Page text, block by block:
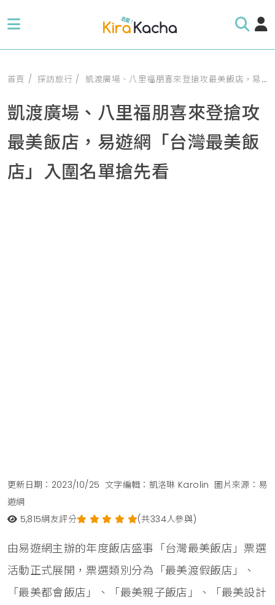
首頁 探訪旅行 凱渡廣場、八里福朋喜來登搶攻最美飯店，易遊網「台灣最美飯店」入圍名單搶先看
凱渡廣場、八里福朋喜來登搶攻
最美飯店，易遊網「台灣最美飯
店」入圍名單搶先看
更新日期：2023/10/25 文字編輯：凱洛琳 Karolin 圖片來源：易
遊網
5,815網友評分 (共334人參與)
由易遊網主辦的年度飯店盛事「台灣最美飯店」票選
活動正式展開，票選類別分為「最美渡假飯店」、
「最美都會飯店」、「最美親子飯店」、「最美設計